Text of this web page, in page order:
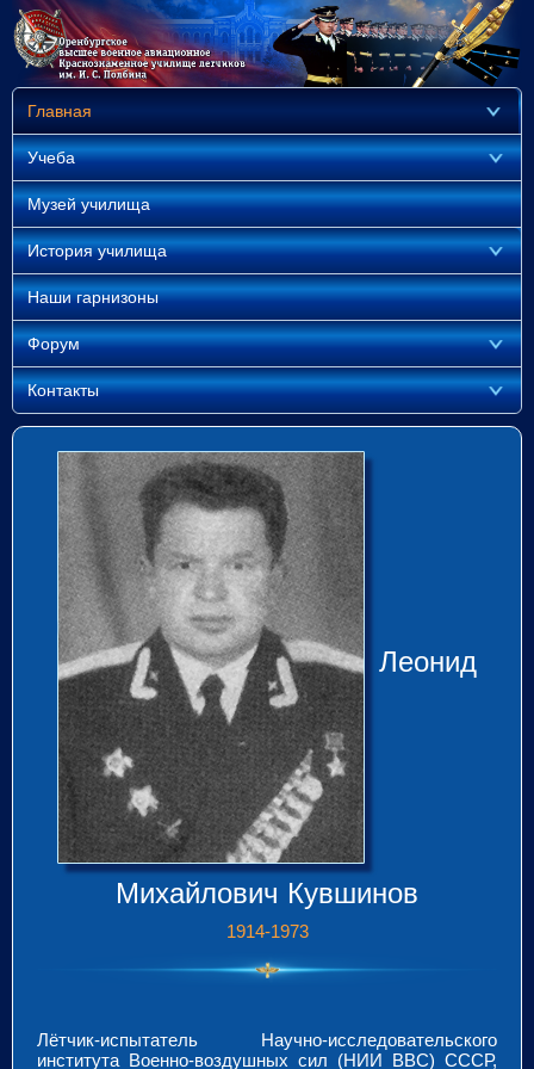
Главная
Учеба
Музей училища
История училища
Наши гарнизоны
Форум
Контакты
Леонид
Михайлович Кувшинов
1914-1973
Лётчик-испытатель Научно-исследовательского
института Военно-воздушных сил (НИИ ВВС) СССР,